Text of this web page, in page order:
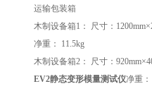
运输包装箱
木制设备箱1： 尺寸：
净重： 11.5kg
木制设备箱2： 尺寸：
EV2静态变形模量测试仪净重